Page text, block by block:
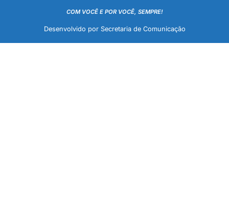
COM VOCÊ E POR VOCÊ, SEMPRE!
Desenvolvido por Secretaria de Comunicação